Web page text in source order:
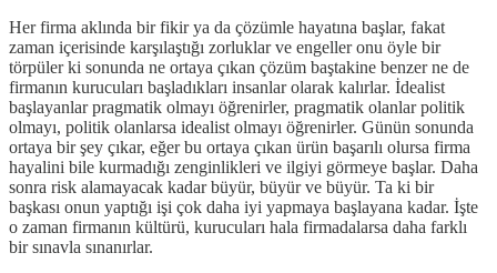
Her firma aklında bir fikir ya da çözümle hayatına başlar, fakat
zaman içerisinde karşılaştığı zorluklar ve engeller onu öyle bir
törpüler ki sonunda ne ortaya çıkan çözüm baştakine benzer ne de
firmanın kurucuları başladıkları insanlar olarak kalırlar. İdealist
başlayanlar pragmatik olmayı öğrenirler, pragmatik olanlar politik
olmayı, politik olanlarsa idealist olmayı öğrenirler. Günün sonunda
ortaya bir şey çıkar, eğer bu ortaya çıkan ürün başarılı olursa firma
hayalini bile kurmadığı zenginlikleri ve ilgiyi görmeye başlar. Daha
sonra risk alamayacak kadar büyür, büyür ve büyür. Ta ki bir
başkası onun yaptığı işi çok daha iyi yapmaya başlayana kadar. İşte
o zaman firmanın kültürü, kurucuları hala firmadalarsa daha farklı
bir sınavla sınanırlar.